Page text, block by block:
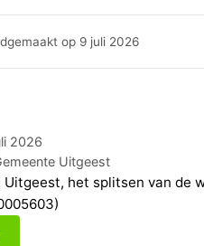
op 9 juli 2026
2026
Uitgeest
Uitgeest, het splitsen van